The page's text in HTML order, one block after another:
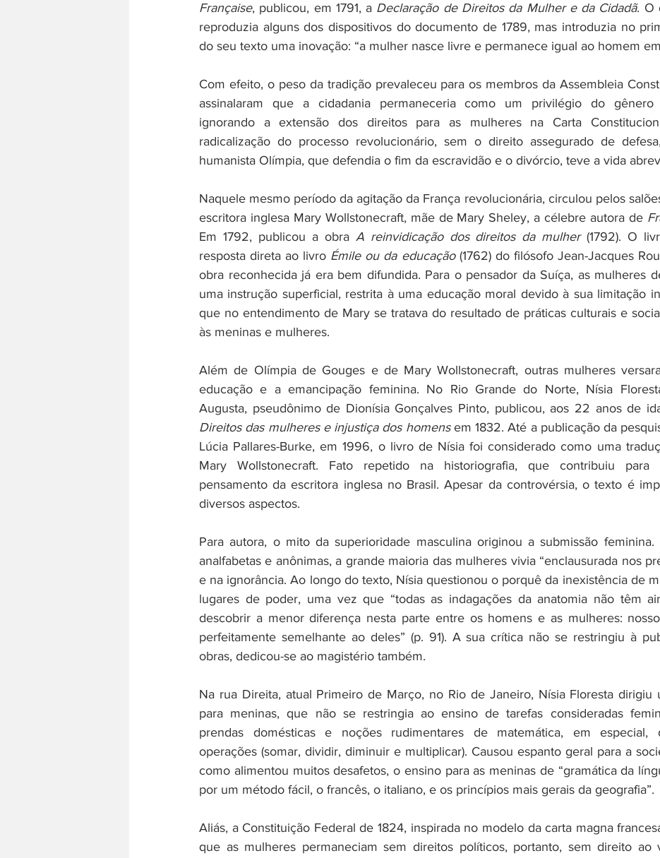
Française, publicou, em 1791, a Declaração de Direitos da Mulher e da Cidadã. O
reproduzia alguns dos dispositivos do documento de 1789, mas introduzia no
do seu texto uma inovação: “a mulher nasce livre e permanece igual ao homem
Com efeito, o peso da tradição prevaleceu para os membros da Assembleia
assinalaram que a cidadania permaneceria como um privilégio do gênero
ignorando a extensão dos direitos para as mulheres na Carta
radicalização do processo revolucionário, sem o direito assegurado de
humanista Olímpia, que defendia o fim da escravidão e o divórcio, teve a vida
Naquele mesmo período da agitação da França revolucionária, circulou pelos
escritora inglesa Mary Wollstonecraft, mãe de Mary Sheley, a célebre autora de
Em 1792, publicou a obra A reinvidicação dos direitos da mulher (1792). O
resposta direta ao livro Émile ou da educação (1762) do filósofo Jean-Jacques
obra reconhecida já era bem difundida. Para o pensador da Suíça, as mulheres
uma instrução superficial, restrita à uma educação moral devido à sua limitação
que no entendimento de Mary se tratava do resultado de práticas culturais e
às meninas e mulheres.
Além de Olímpia de Gouges e de Mary Wollstonecraft, outras mulheres
educação e a emancipação feminina. No Rio Grande do Norte, Nísia
Augusta, pseudônimo de Dionísia Gonçalves Pinto, publicou, aos 22 anos de
Direitos das mulheres e injustiça dos homens em 1832. Até a publicação da
Lúcia Pallares-Burke, em 1996, o livro de Nísia foi considerado como uma
Mary Wollstonecraft. Fato repetido na historiografia, que contribuiu para
pensamento da escritora inglesa no Brasil. Apesar da controvérsia, o texto é
diversos aspectos.
Para autora, o mito da superioridade masculina originou a submissão feminina.
analfabetas e anônimas, a grande maioria das mulheres vivia “enclausurada nos
e na ignorância. Ao longo do texto, Nísia questionou o porquê da inexistência de
lugares de poder, uma vez que “todas as indagações da anatomia não têm
descobrir a menor diferença nesta parte entre os homens e as mulheres:
perfeitamente semelhante ao deles” (p. 91). A sua crítica não se restringiu à
obras, dedicou-se ao magistério também.
Na rua Direita, atual Primeiro de Março, no Rio de Janeiro, Nísia Floresta dirigiu
para meninas, que não se restringia ao ensino de tarefas consideradas
prendas domésticas e noções rudimentares de matemática, em especial,
operações (somar, dividir, diminuir e multiplicar). Causou espanto geral para a
como alimentou muitos desafetos, o ensino para as meninas de “gramática da
por um método fácil, o francês, o italiano, e os princípios mais gerais da geografia”.
Aliás, a Constituição Federal de 1824, inspirada no modelo da carta magna
que as mulheres permaneciam sem direitos políticos, portanto, sem direito ao